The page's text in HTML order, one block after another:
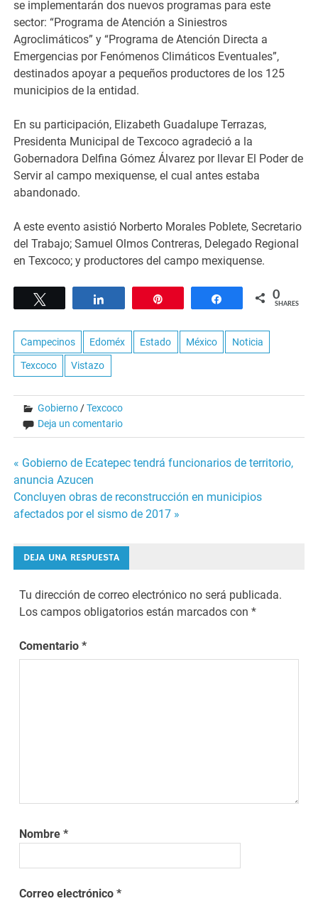
se implementarán dos nuevos programas para este
sector: “Programa de Atención a Siniestros
Agroclimáticos” y “Programa de Atención Directa a
Emergencias por Fenómenos Climáticos Eventuales”,
destinados apoyar a pequeños productores de los 125
municipios de la entidad.
En su participación, Elizabeth Guadalupe Terrazas,
Presidenta Municipal de Texcoco agradeció a la
Gobernadora Delfina Gómez Álvarez por llevar El Poder de
Servir al campo mexiquense, el cual antes estaba
abandonado.
A este evento asistió Norberto Morales Poblete, Secretario
del Trabajo; Samuel Olmos Contreras, Delegado Regional
en Texcoco; y productores del campo mexiquense.
Share 0
SHARES
Campecinos Edoméx Estado México Noticia
Texcoco Vistazo
Gobierno/Texcoco
Deja un comentario
Navegación
de
entradas
« Gobierno de Ecatepec tendrá funcionarios de territorio,
anuncia Azucen
Concluyen obras de reconstrucción en municipios
afectados por el sismo de 2017 »
DEJA UNA RESPUESTA
Tu dirección de correo electrónico no será publicada.
Los campos obligatorios están marcados con*
Comentario*
Nombre*
Correo electrónico*